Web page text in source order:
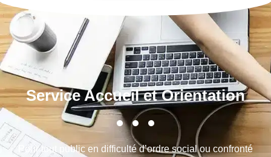
Service Accueil et Orientation
Pour tout public en difficulté d’ordre social ou confronté